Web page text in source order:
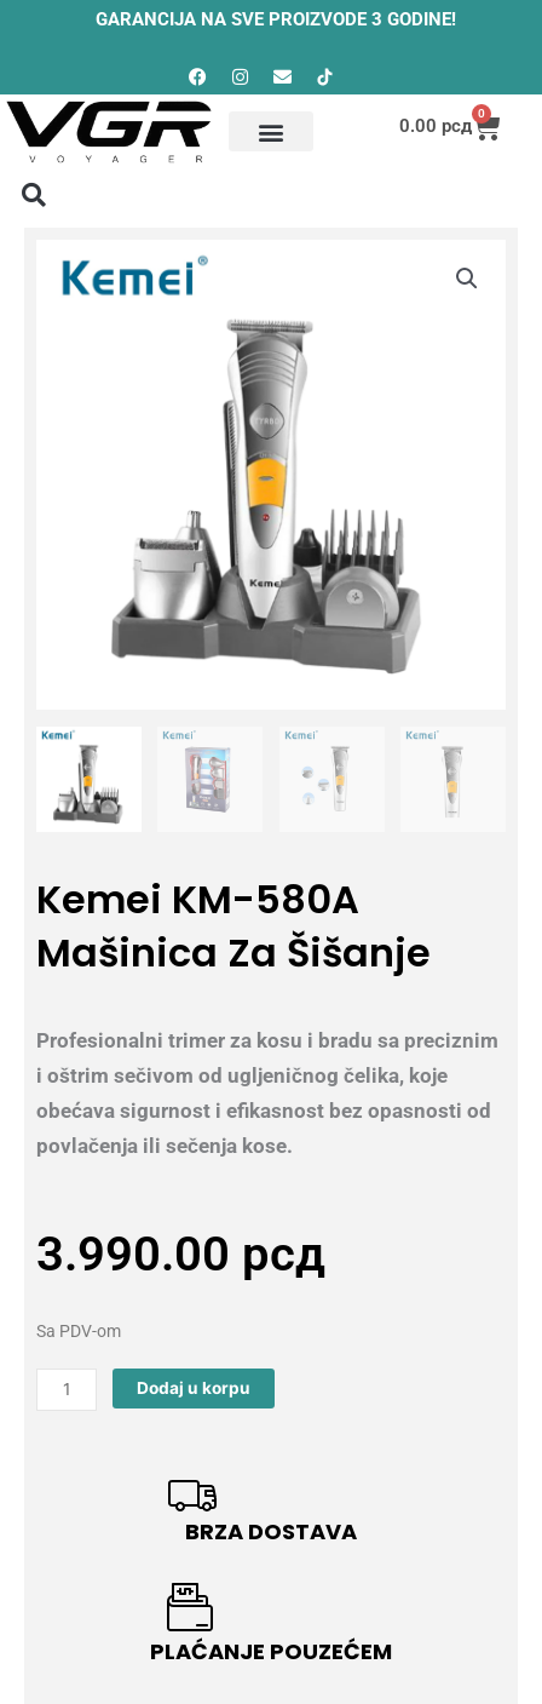
GARANCIJA NA SVE PROIZVODE 3 GODINE!
Facebook
InstagramEnvelope
0.00 рсд
0
Cart
Kemei KM-580A
Mašinica Za Šišanje
Profesionalni trimer za kosu i bradu sa preciznim
i oštrim sečivom od ugljeničnog čelika, koje
obećava sigurnost i efikasnost bez opasnosti od
povlačenja ili sečenja kose.
3.990.00 рсд
Sa PDV-om
Kemei
KM-
Dodaj u korpu
BRZA DOSTAVA
PLAĆANJE POUZEĆEM